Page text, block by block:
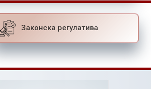
Законска регулатива